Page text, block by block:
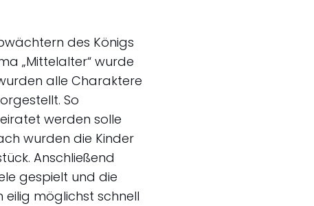
des Königs
„Mittelalter“ wurde
alle Charaktere
So
werden solle
wurden die Kinder
Anschließend
gespielt und die
eilig möglichst schnell